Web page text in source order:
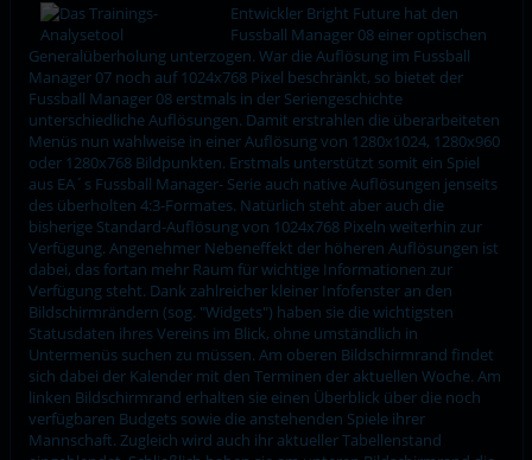
Entwickler Bright Future hat den
Fussball Manager 08 einer optischen
Generalüberholung unterzogen. War die Auflösung im Fussball
Manager 07 noch auf 1024x768 Pixel beschränkt, so bietet der
Fussball Manager 08 erstmals in der Seriengeschichte
unterschiedliche Auflösungen. Damit erstrahlen die überarbeiteten
Menüs nun wahlweise in einer Auflösung von 1280x1024, 1280x960
oder 1280x768 Bildpunkten. Erstmals unterstützt somit ein Spiel
aus EA´s Fussball Manager- Serie auch native Auflösungen jenseits
des überholten 4:3-Formates. Natürlich steht aber auch die
bisherige Standard-Auflösung von 1024x768 Pixeln weiterhin zur
Verfügung. Angenehmer Nebeneffekt der höheren Auflösungen ist
dabei, das fortan mehr Raum für wichtige Informationen zur
Verfügung steht. Dank zahlreicher kleiner Infofenster an den
Bildschirmrändern (sog. "Widgets") haben sie die wichtigsten
Statusdaten ihres Vereins im Blick, ohne umständlich in
Untermenüs suchen zu müssen. Am oberen Bildschirmrand findet
sich dabei der Kalender mit den Terminen der aktuellen Woche. Am
linken Bildschirmrand erhalten sie einen Überblick über die noch
verfügbaren Budgets sowie die anstehenden Spiele ihrer
Mannschaft. Zugleich wird auch ihr aktueller Tabellenstand